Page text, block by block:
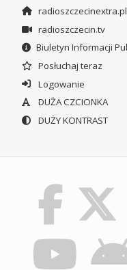
radioszczecinextra.pl
radioszczecin.tv
Biuletyn Informacji
Posłuchaj teraz
Logowanie
DUŻA CZCIONKA
DUŻY KONTRAST